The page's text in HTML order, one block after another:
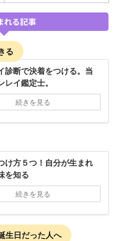
れる記事
る
診断で決着をつける。当
レイ鑑定士。
続きを見る
け方５つ！自分が生まれ
を知る
続きを見る
生日だった人へ